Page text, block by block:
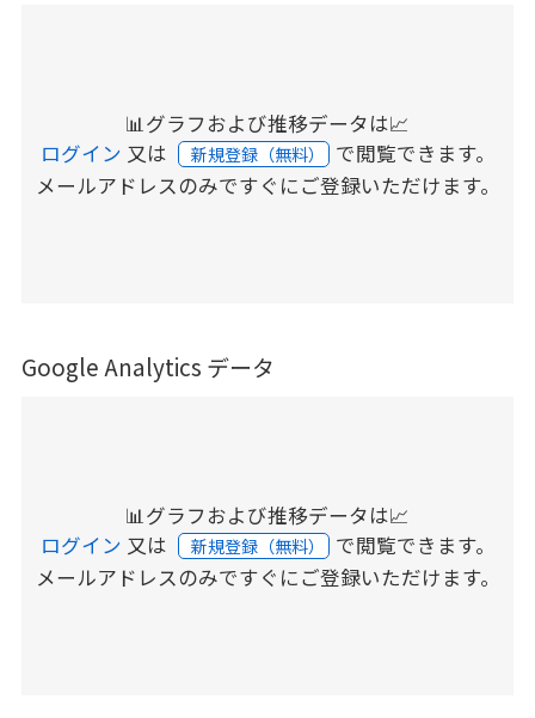
📊グラフおよび推移データは📈
ログイン 又は 新規登録（無料） で閲覧できます。
メールアドレスのみですぐにご登録いただけます。
Google Analytics データ
📊グラフおよび推移データは📈
ログイン 又は 新規登録（無料） で閲覧できます。
メールアドレスのみですぐにご登録いただけます。